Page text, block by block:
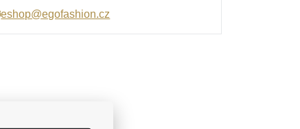
eshop@egofashion.cz